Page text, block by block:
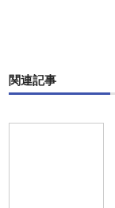
関連記事